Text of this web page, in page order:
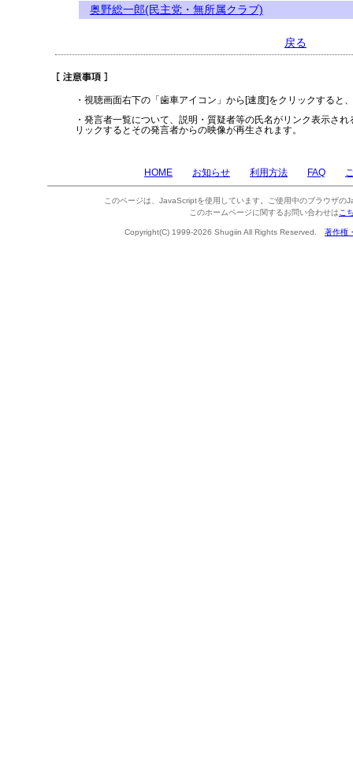
奥野総一郎(民主党・無所属クラブ)
戻る
・視聴画面右下の「歯車アイコン」から[速度]をクリックすると
・発言者一覧について、説明・質疑者等の氏名がリンク表示さ
リックするとその発言者からの映像が再生されます。
HOME お知らせ 利用方法 FAQ
このページは、JavaScriptを使用しています。ご使用中のブラウザの
このホームページに関するお問い合わせは こ
Copyright(C) 1999-2026 Shugiin All Rights Reserved. 著作権